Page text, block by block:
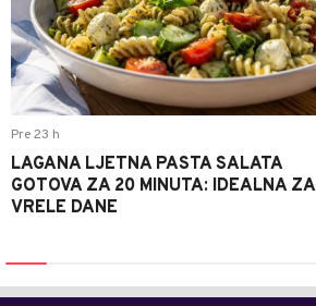
Pre 23 h
LAGANA LJETNA PASTA SALATA
GOTOVA ZA 20 MINUTA: IDEALNA ZA
VRELE DANE